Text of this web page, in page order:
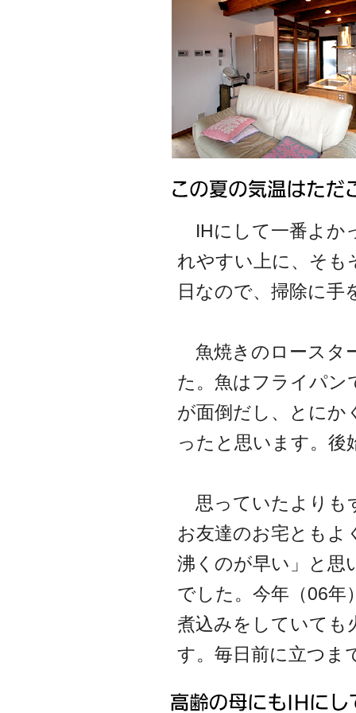
IHにして一番よか
れやすい上に、そも
日なので、掃除に
魚焼きのロースタ
た。魚はフライパン
が面倒だし、とにか
ったと思います。後
思っていたよりも
お友達のお宅ともよ
沸くのが早い」と思
でした。今年（06
煮込みをしていても
す。毎日前に立つま